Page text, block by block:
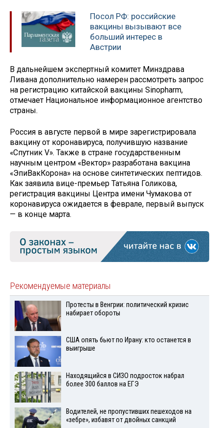
Посол РФ: российские
вакцины вызывают все
больший интерес в
Австрии
В дальнейшем экспертный комитет Минздрава
Ливана дополнительно намерен рассмотреть запрос
на регистрацию китайской вакцины Sinopharm,
отмечает Национальное информационное агентство
страны.
Россия в августе первой в мире зарегистрировала
вакцину от коронавируса, получившую название
«Спутник V». Также в стране государственным
научным центром «Вектор» разработана вакцина
«ЭпиВакКорона» на основе синтетических пептидов.
Как заявила вице-премьер Татьяна Голикова,
регистрация вакцины Центра имени Чумакова от
коронавируса ожидается в феврале, первый выпуск
— в конце марта.
Рекомендуемые материалы
Протесты в Венгрии: политический кризис
набирает обороты
США опять бьют по Ирану: кто останется в
выигрыше
Находящийся в СИЗО подросток набрал
более 300 баллов на ЕГЭ
Водителей, не пропустивших пешеходов на
«зебре», избавят от двойных санкций